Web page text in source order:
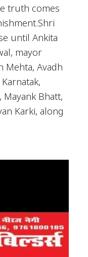
truth comes
until Ankita
mayor
Mehta, Avadh
Mayank Bhatt,
Karki, along